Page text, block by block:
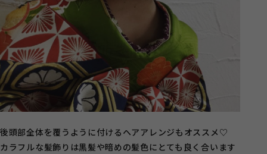
後頭部全体を覆うように付けるヘアアレンジもオススメ♡
カラフルな髪飾りは黒髪や暗めの髪色にとても良く合います